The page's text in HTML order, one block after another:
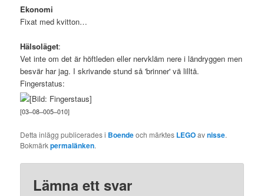
Ekonomi
Fixat med kvitton…
Hälsoläget:
Vet inte om det är höftleden eller nervkläm nere i ländryggen men
besvär har jag. I skrivande stund så 'brinner' vä lilltå.
Fingerstatus:
[03–08–005–010]
Detta inlägg publicerades i Boendeoch märktes LEGOavnisse.
Bokmärkpermalänken.
Lämna ett svar